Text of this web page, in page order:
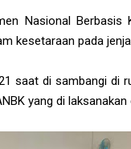
Nasional Berbasis
kesetaraan pada
saat di sambangi di
yang di